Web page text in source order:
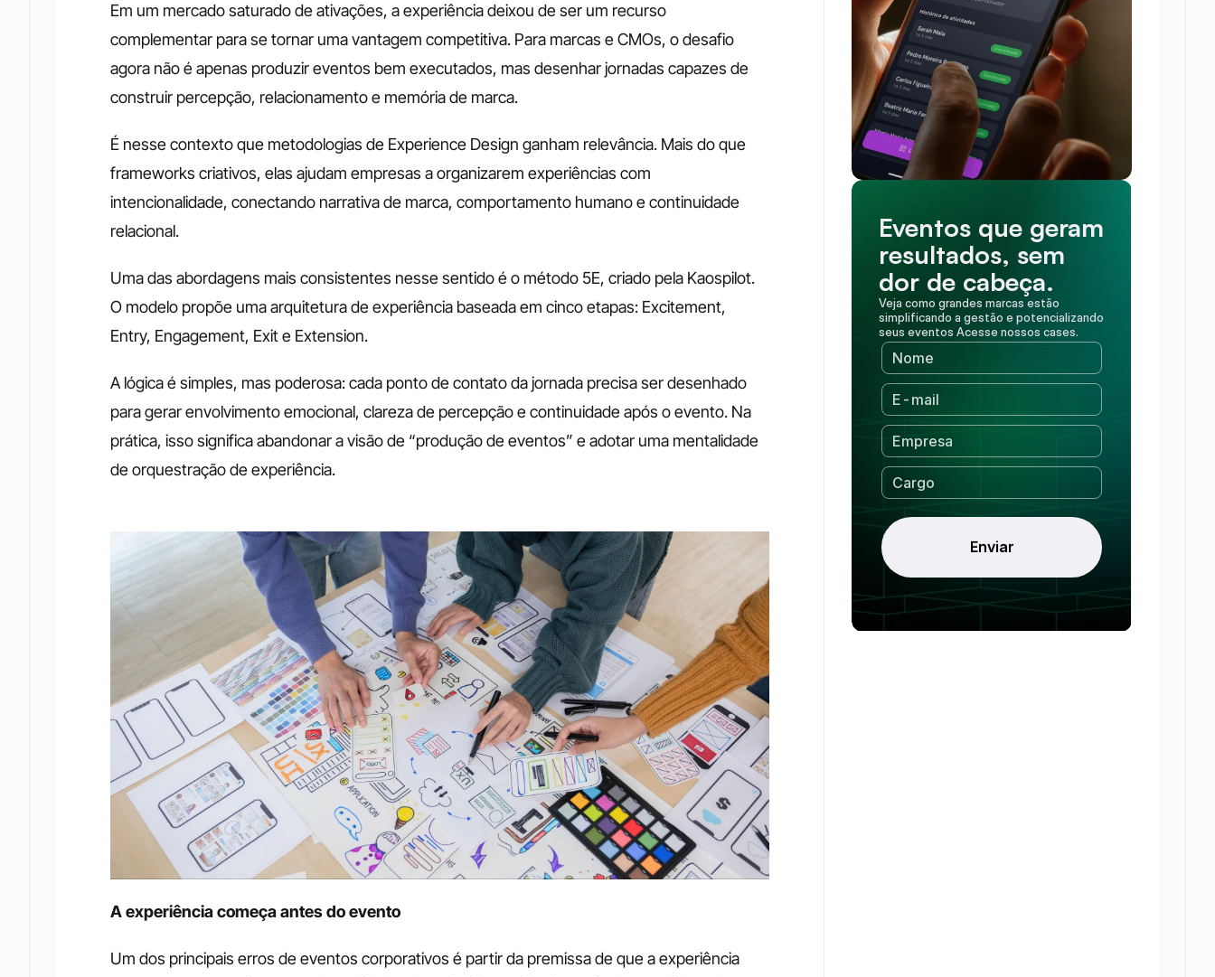
Em um mercado saturado de ativações, a experiência deixou de ser um recurso
complementar para se tornar uma vantagem competitiva. Para marcas e CMOs, o desafio
agora não é apenas produzir eventos bem executados, mas desenhar jornadas capazes de
construir percepção, relacionamento e memória de marca.
É nesse contexto que metodologias de Experience Design ganham relevância. Mais do que
frameworks criativos, elas ajudam empresas a organizarem experiências com
intencionalidade, conectando narrativa de marca, comportamento humano e continuidade
relacional.
Uma das abordagens mais consistentes nesse sentido é o método 5E, criado pela Kaospilot.
O modelo propõe uma arquitetura de experiência baseada em cinco etapas: Excitement,
Entry, Engagement, Exit e Extension.
A lógica é simples, mas poderosa: cada ponto de contato da jornada precisa ser desenhado
para gerar envolvimento emocional, clareza de percepção e continuidade após o evento. Na
prática, isso significa abandonar a visão de “produção de eventos” e adotar uma mentalidade
de orquestração de experiência.
A experiência começa antes do evento
Um dos principais erros de eventos corporativos é partir da premissa de que a experiência
Eventos que geram
resultados, sem
dor de cabeça.
Veja como grandes marcas estão
simplificando a gestão e potencializando
seus eventos Acesse nossos cases.